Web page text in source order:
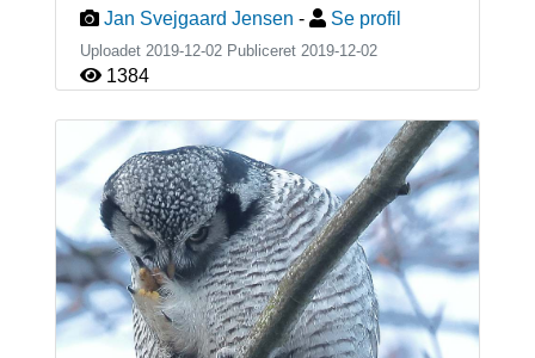
Jan Svejgaard Jensen - Se profil
Uploadet 2019-12-02 Publiceret 2019-12-02
1384